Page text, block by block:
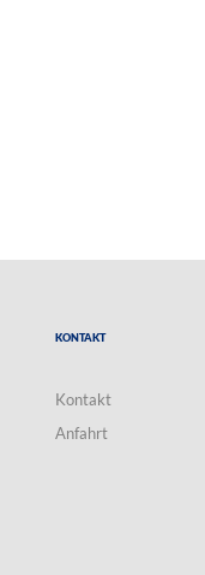
Kontakt
Kontakt
Anfahrt